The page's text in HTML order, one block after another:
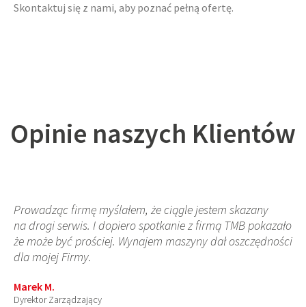
Skontaktuj się z nami, aby poznać pełną ofertę.
Opinie naszych Klientów
Prowadząc firmę myślałem, że ciągle jestem skazany
na drogi serwis. I dopiero spotkanie z firmą TMB pokazało
że może być prościej. Wynajem maszyny dał oszczędności
dla mojej Firmy.
Marek M.
Dyrektor Zarządzający